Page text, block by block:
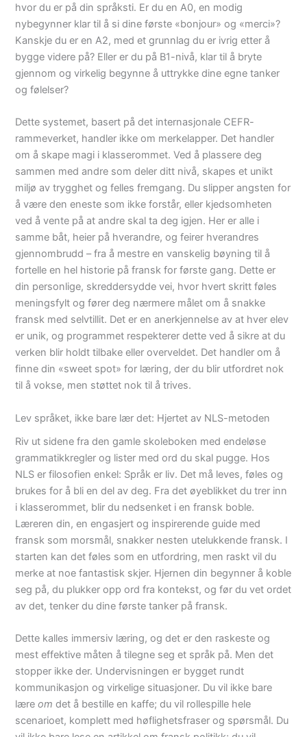
hvor du er på din språksti. Er du en A0, en modig
nybegynner klar til å si dine første «bonjour» og «merci»?
Kanskje du er en A2, med et grunnlag du er ivrig etter å
bygge videre på? Eller er du på B1-nivå, klar til å bryte
gjennom og virkelig begynne å uttrykke dine egne tanker
og følelser?
Dette systemet, basert på det internasjonale CEFR-
rammeverket, handler ikke om merkelapper. Det handler
om å skape magi i klasserommet. Ved å plassere deg
sammen med andre som deler ditt nivå, skapes et unikt
miljø av trygghet og felles fremgang. Du slipper angsten for
å være den eneste som ikke forstår, eller kjedsomheten
ved å vente på at andre skal ta deg igjen. Her er alle i
samme båt, heier på hverandre, og feirer hverandres
gjennombrudd – fra å mestre en vanskelig bøyning til å
fortelle en hel historie på fransk for første gang. Dette er
din personlige, skreddersydde vei, hvor hvert skritt føles
meningsfylt og fører deg nærmere målet om å snakke
fransk med selvtillit. Det er en anerkjennelse av at hver elev
er unik, og programmet respekterer dette ved å sikre at du
verken blir holdt tilbake eller overveldet. Det handler om å
finne din «sweet spot» for læring, der du blir utfordret nok
til å vokse, men støttet nok til å trives.
Lev språket, ikke bare lær det: Hjertet av NLS-metoden
Riv ut sidene fra den gamle skoleboken med endeløse
grammatikkregler og lister med ord du skal pugge. Hos
NLS er filosofien enkel: Språk er liv. Det må leves, føles og
brukes for å bli en del av deg. Fra det øyeblikket du trer inn
i klasserommet, blir du nedsenket i en fransk boble.
Læreren din, en engasjert og inspirerende guide med
fransk som morsmål, snakker nesten utelukkende fransk. I
starten kan det føles som en utfordring, men raskt vil du
merke at noe fantastisk skjer. Hjernen din begynner å koble
seg på, du plukker opp ord fra kontekst, og før du vet ordet
av det, tenker du dine første tanker på fransk.
Dette kalles immersiv læring, og det er den raskeste og
mest effektive måten å tilegne seg et språk på. Men det
stopper ikke der. Undervisningen er bygget rundt
kommunikasjon og virkelige situasjoner. Du vil ikke bare
læreom det å bestille en kaffe; du vil rollespille hele
scenarioet, komplett med høflighetsfraser og spørsmål. Du